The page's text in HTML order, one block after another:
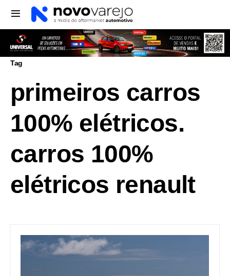
Tag
primeiros carros
100% elétricos.
carros 100%
elétricos renault